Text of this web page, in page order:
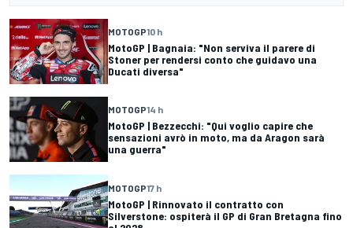
MOTOGP10 h
MotoGP | Bagnaia: "Non serviva il parere di
Stoner per rendersi conto che guidavo una
Ducati diversa"
MOTOGP14 h
MotoGP | Bezzecchi: "Qui voglio capire che
sensazioni avrò in moto, ma da Aragon sarà
una guerra"
MOTOGP17 h
MotoGP | Rinnovato il contratto con
Silverstone: ospiterà il GP di Gran Bretagna fino